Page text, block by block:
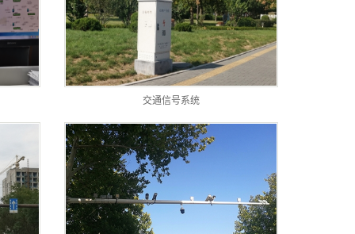
交通信号系统